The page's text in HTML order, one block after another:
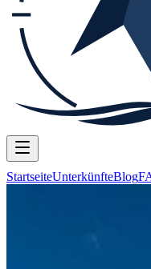
StartseiteUnterkünfteBlog